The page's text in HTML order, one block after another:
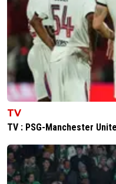
TV
TV : PSG-Manchester